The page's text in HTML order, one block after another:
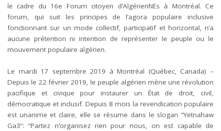
le cadre du 16e Forum citoyen d’AlgérienNEs à Montréal. Ce
forum, qui suit les principes de l’agora populaire inclusive
fonctionnant sur un mode collectif, participatif et horizontal, n’a
aucune prétention ni intention de représenter le peuple ou le
mouvement populaire algérien.
Le mardi 17 septembre 2019 à Montréal (Québec, Canada) –
Depuis le 22 février 2019, le peuple algérien mène une révolution
pacifique et civique pour instaurer un État de droit, civil,
démocratique et inclusif. Depuis 8 mois la revendication populaire
est unanime et claire, elle se résume dans le slogan “Yetnahaw
Ga3”: “Partez n’organisez rien pour nous, on est capable de